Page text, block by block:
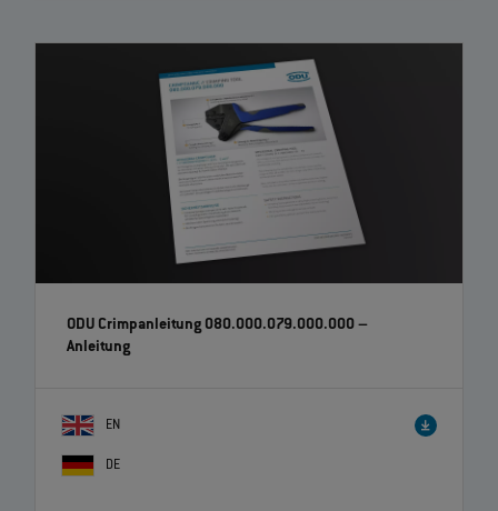
ODU Crimpanleitung 080.000.079.000.000–
Anleitung
EN
DE